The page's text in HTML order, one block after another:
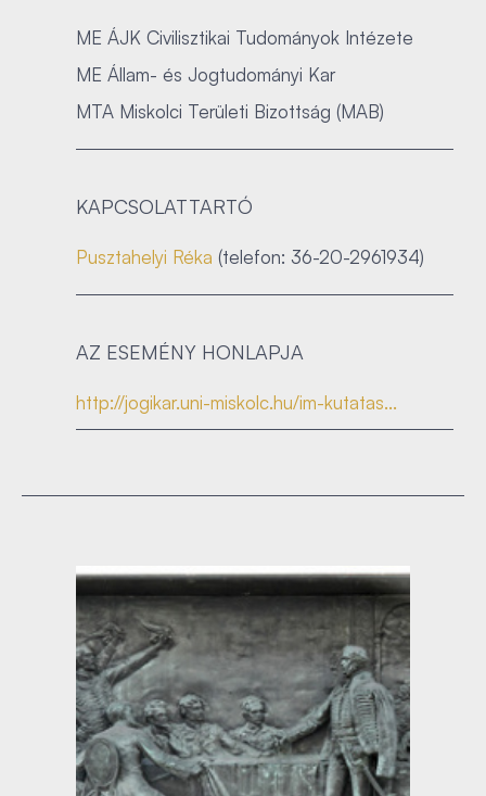
ME ÁJK Civilisztikai Tudományok Intézete
ME Állam- és Jogtudományi Kar
MTA Miskolci Területi Bizottság (MAB)
KAPCSOLATTARTÓ
Pusztahelyi Réka (telefon: 36-20-2961934)
AZ ESEMÉNY HONLAPJA
http://jogikar.uni-miskolc.hu/im-kutatas...